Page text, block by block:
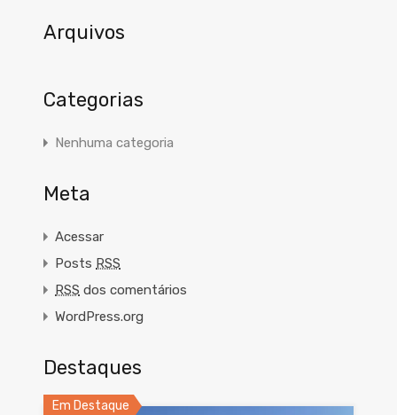
Arquivos
Categorias
Nenhuma categoria
Meta
Acessar
Posts RSS
RSS dos comentários
WordPress.org
Destaques
Em Destaque